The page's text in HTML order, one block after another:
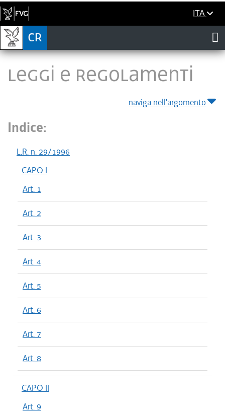
ITA
LEGGI E REGOLAMENTI
naviga nell'argomento
Indice:
L.R. n. 29/1996
CAPO I
Art. 1
Art. 2
Art. 3
Art. 4
Art. 5
Art. 6
Art. 7
Art. 8
CAPO II
Art. 9